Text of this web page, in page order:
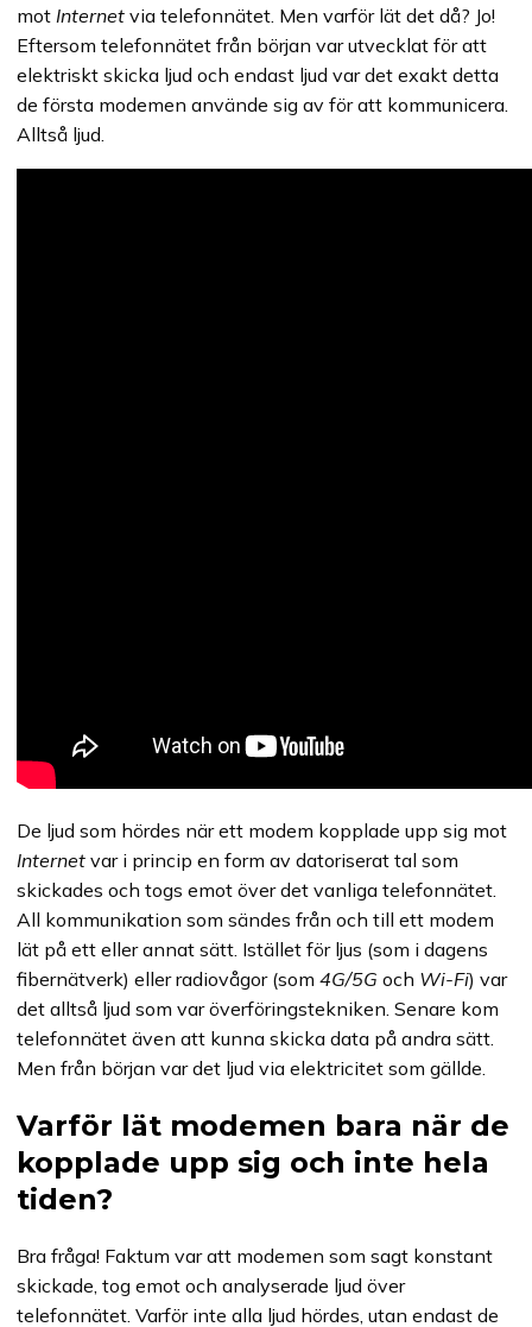
mot Internet via telefonnätet. Men varför lät det då? Jo!
Eftersom telefonnätet från början var utvecklat för att
elektriskt skicka ljud och endast ljud var det exakt detta
de första modemen använde sig av för att kommunicera.
Alltså ljud.
De ljud som hördes när ett modem kopplade upp sig mot
Internet var i princip en form av datoriserat tal som
skickades och togs emot över det vanliga telefonnätet.
All kommunikation som sändes från och till ett modem
lät på ett eller annat sätt. Istället för ljus (som i dagens
fibernätverk) eller radiovågor (som 4G/5G och Wi-Fi) var
det alltså ljud som var överföringstekniken. Senare kom
telefonnätet även att kunna skicka data på andra sätt.
Men från början var det ljud via elektricitet som gällde.
Varför lät modemen bara när de
kopplade upp sig och inte hela
tiden?
Bra fråga! Faktum var att modemen som sagt konstant
skickade, tog emot och analyserade ljud över
telefonnätet. Varför inte alla ljud hördes, utan endast de